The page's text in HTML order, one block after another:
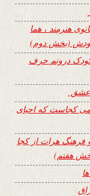
هنرمند ، هما
(بخش دوم)
درونم حرف
کجاست که احیای
فرهنگ هرات از کجا
هفتم)